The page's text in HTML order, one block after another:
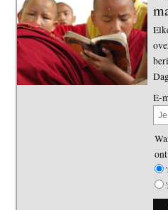
E-